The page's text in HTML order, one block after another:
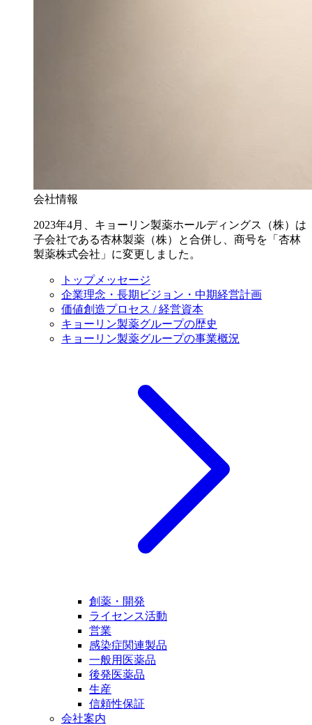
会社情報
2023年4月、キョーリン製薬ホールディングス（株）は
子会社である杏林製薬（株）と合併し、商号を「杏林
製薬株式会社」に変更しました。
トップメッセージ
企業理念・長期ビジョン・中期経営計画
価値創造プロセス / 経営資本
キョーリン製薬グループの歴史
キョーリン製薬グループの事業概況
創薬・開発
ライセンス活動
営業
感染症関連製品
一般用医薬品
後発医薬品
生産
信頼性保証
会社案内